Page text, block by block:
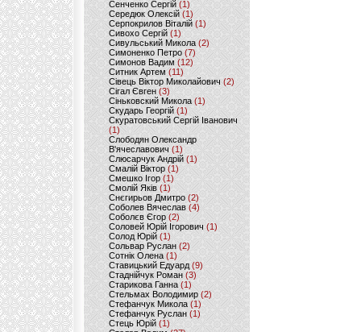
Сенченко Сергій(1)
Середюк Олексій(1)
Серпокрилов Віталій(1)
Сивохо Сергій(1)
Сивульський Микола(2)
Симоненко Петро(7)
Симонов Вадим (12)
Ситник Артем(11)
Сівець Віктор Миколайович(2)
Сігал Євген (3)
Сіньковский Микола(1)
Скударь Георгій (1)
Скуратовський Сергій Іванович
(1)
Слободян Олександр
В'ячеславович(1)
Слюсарчук Андрій(1)
Смалій Віктор (1)
Смешко Ігор (1)
Смолій Яків (1)
Снєгирьов Дмитро (2)
Соболев Вячеслав (4)
Соболєв Єгор(2)
Соловей Юрій Ігорович (1)
Солод Юрій (1)
Сольвар Руслан (2)
Сотнік Олена(1)
Ставицький Едуард (9)
Стаднійчук Роман(3)
Старикова Ганна (1)
Стельмах Володимир(2)
Стефанчук Микола (1)
Стефанчук Руслан (1)
Стець Юрій (1)